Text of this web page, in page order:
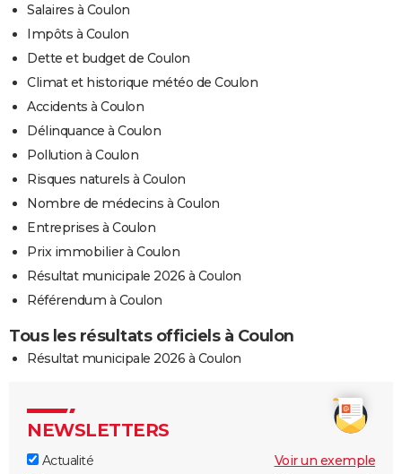
Salaires à Coulon
Impôts à Coulon
Dette et budget de Coulon
Climat et historique météo de Coulon
Accidents à Coulon
Délinquance à Coulon
Pollution à Coulon
Risques naturels à Coulon
Nombre de médecins à Coulon
Entreprises à Coulon
Prix immobilier à Coulon
Résultat municipale 2026 à Coulon
Référendum à Coulon
Tous les résultats officiels à Coulon
Résultat municipale 2026 à Coulon
NEWSLETTERS
Actualité
Voir un exemple